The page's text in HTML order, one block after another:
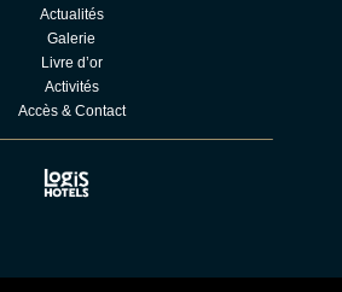
Actualités
Galerie
Livre d’or
Activités
Accès & Contact